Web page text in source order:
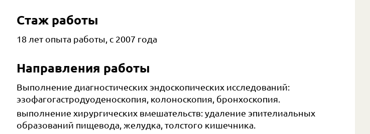
Стаж работы
18 лет опыта работы, с 2007 года
Направления работы
Выполнение диагностических эндоскопических исследований:
эзофагогастродуоденоскопия, колоноскопия, бронхоскопия.
выполнение хирургических вмешательств: удаление эпителиальных
образований пищевода, желудка, толстого кишечника.